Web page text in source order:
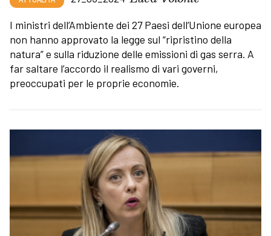
I ministri dell’Ambiente dei 27 Paesi dell’Unione europea
non hanno approvato la legge sul “ripristino della
natura” e sulla riduzione delle emissioni di gas serra. A
far saltare l’accordo il realismo di vari governi,
preoccupati per le proprie economie.